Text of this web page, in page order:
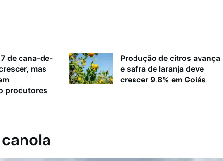
de cana-de-
mas
produtores
Produção de citros avança
e safra de laranja deve
crescer 9,8% em Goiás